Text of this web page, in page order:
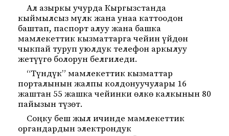
Ал азыркы учурда Кыргызстанда
кыймылсыз мүлк жана унаа каттоодон
баштап, паспорт алуу жана башка
мамлекеттик кызматтарга чейин үйдөн
чыкпай туруп уюлдук телефон аркылуу
жетүүгө болорун белгиледи.
“Түндүк” мамлекеттик кызматтар
порталынын жалпы колдонуучулары 16
жаштан 55 жашка чейинки өлкө калкынын 80
пайызын түзөт.
Соңку беш жыл ичинде мамлекеттик
органдардын электрондук